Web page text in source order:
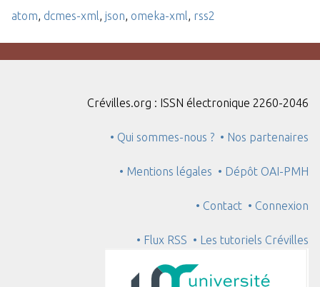
atom, dcmes-xml, json, omeka-xml, rss2
Crévilles.org : ISSN électronique 2260-2046
• Qui sommes-nous ? • Nos partenaires
• Mentions légales • Dépôt OAI-PMH
• Contact • Connexion
• Flux RSS • Les tutoriels Crévilles